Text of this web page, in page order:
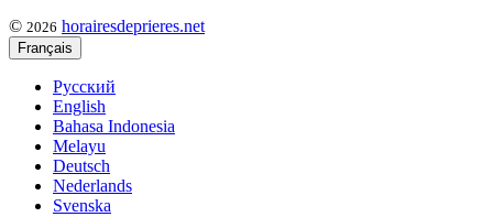
© 2026 horairesdeprieres.net
Français
Русский
English
Bahasa Indonesia
Melayu
Deutsch
Nederlands
Svenska